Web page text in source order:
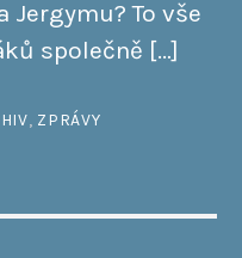
To vše
společně […]
, ZPRÁVY